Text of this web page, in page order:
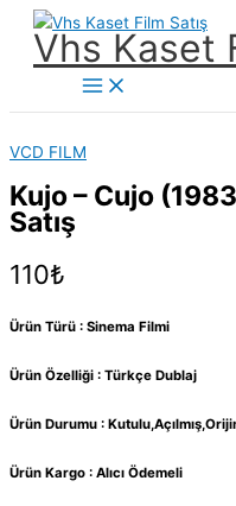
İçeriğe
Vhs Kaset
Main
Menu
VCD FILM
Kujo – Cujo
Satış
110₺
Ürün Türü : Sinema Filmi
Ürün Özelliği : Türkçe Dublaj
Ürün Durumu :
Ürün Kargo : Alıcı Ödemeli